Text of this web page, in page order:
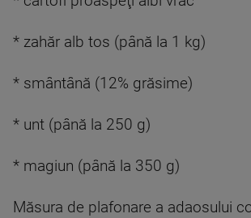
* zahăr alb tos (până la 1 kg)
* smântână (12% grăsime)
* unt (până la 250 g)
* magiun (până la 350 g)
Măsura de plafonare a adaosului